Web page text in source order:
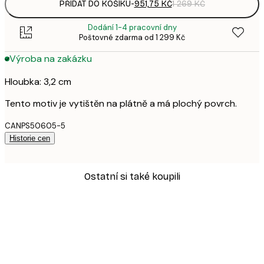
PŘIDAT DO KOŠÍKU-951,75 KČ1 269 KČ
Dodání 1-4 pracovní dny
Poštovné zdarma od 1 299 Kč
Výroba na zakázku
Hloubka: 3,2 cm
Tento motiv je vytištěn na plátně a má plochý povrch.
CANPS50605-5
Historie cen
Ostatní si také koupili